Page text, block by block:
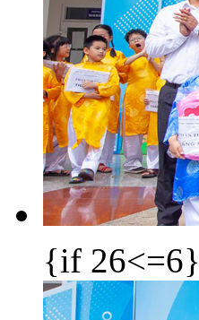
{if 26<=6}